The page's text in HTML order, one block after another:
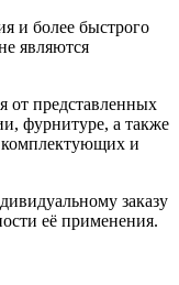
и более быстрого
являются
от представленных
фурнитуре, а также
комплектующих и
заказу
её применения.